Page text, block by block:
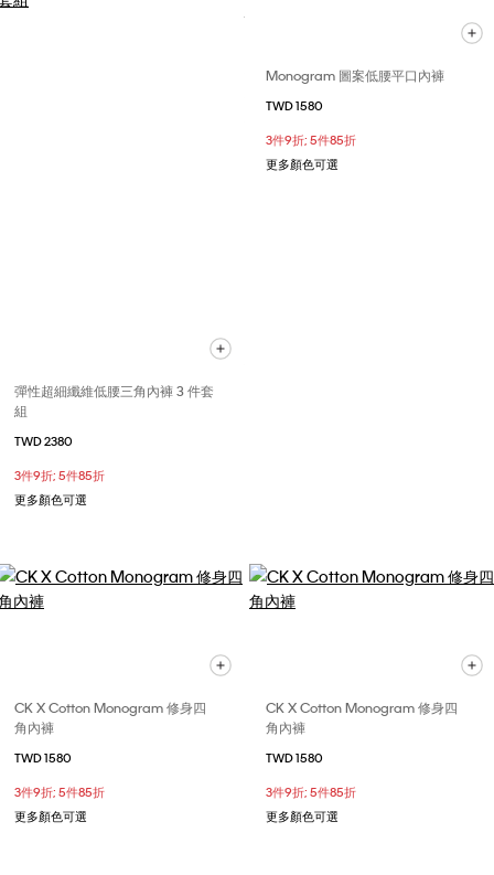
彈性超細纖維低腰三角內褲 3 件套
組
TWD 2380
3件9折; 5件85折
更多顏色可選
Monogram 圖案低腰平口內褲
TWD 1580
3件9折; 5件85折
更多顏色可選
CK X Cotton Monogram 修身四
角內褲
TWD 1580
3件9折; 5件85折
更多顏色可選
CK X Cotton Monogram 修身四
角內褲
TWD 1580
3件9折; 5件85折
更多顏色可選